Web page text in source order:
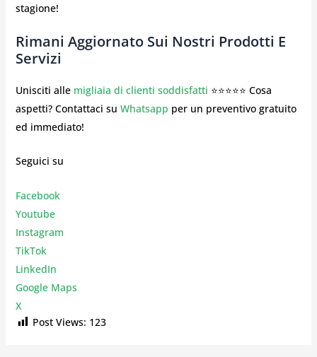
stagione!
Rimani Aggiornato Sui Nostri Prodotti E
Servizi
Unisciti alle migliaia di clienti soddisfatti ⭐⭐⭐⭐⭐ Cosa
aspetti? Contattaci su Whatsapp per un preventivo gratuito
ed immediato!
Seguici su
Facebook
Youtube
Instagram
TikTok
LinkedIn
Google Maps
X
Post Views: 123